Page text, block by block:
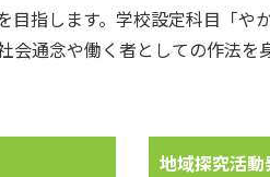
指します。学校設定科目「や
通念や働く者としての作法を
地域探究活動